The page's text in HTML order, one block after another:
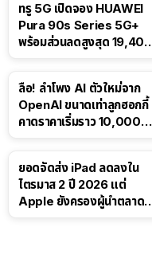
ทรู 5G เปิดจอง HUAWEI
Pura 90s Series 5G+
พร้อมส่วนลดสูงสุด 19,400
ลือ! ลำโพง AI ตัวใหม่จาก
OpenAI ขนาดเท่าลูกฮอกกี้
คาดราคาเริ่มราว 10,000
ยอดจัดส่ง iPad ลดลงใน
ไตรมาส 2 ปี 2026 แต่
Apple ยังครองผู้นำตลาด